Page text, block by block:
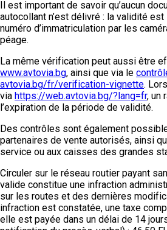
Il est important de savoir qu’aucun
autocollant n’est délivré : la validité
numéro d’immatriculation par les
péage.
La même vérification peut aussi être
www.avtovia.bg, ainsi que via le
avtovia.bg/fr/verification-vignette.
via https://web.avtovia.bg/?lang=fr, un
l’expiration de la période de validité.
Des contrôles sont également
partenaires de vente autorisés, ainsi
service ou aux caisses des grandes
Circuler sur le réseau routier payant
valide constitue une infraction
sur les routes et des dernières
infraction est constatée, une taxe
elle est payée dans un délai de 14